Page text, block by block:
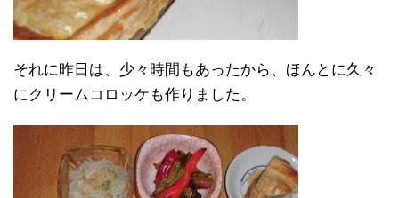
それに昨日は、少々時間もあったから、ほんとに久々
にクリームコロッケも作りました。